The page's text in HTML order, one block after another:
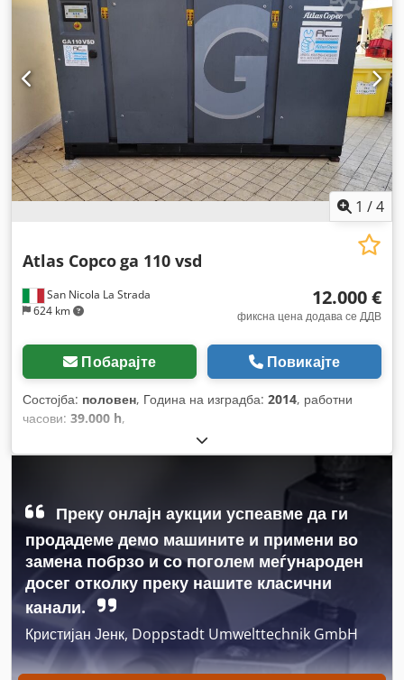
1 /4
San Nicola La Strada
624 km
Atlas Copcoga 110 vsd
12.000 €
фиксна цена додава се ДДВ
Побарајте Повикајте
Состојба: половен, Година на изградба: 2014, работни
часови: 39.000 h,
Преку онлајн аукции успеавме да ги
продадеме демо машините и примени во
замена побрзо и со поголем меѓународен
досег отколку преку нашите класични
канали.
Кристијан Јенк, Doppstadt Umwelttechnik GmbH